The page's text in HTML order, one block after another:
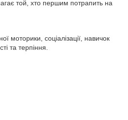
той, хто першим потрапить на
моторики, соціалізації, навичок
та терпіння.